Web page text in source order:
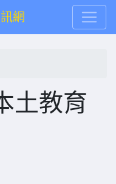
網
土教育